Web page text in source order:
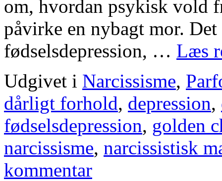
om, hvordan psykisk vold
påvirke en nybagt mor.
fødselsdepression, … Læs
Udgivet i Narcissisme,
dårligt forhold, depression,
fødselsdepression, golden
narcissisme, narcissistisk
kommentar